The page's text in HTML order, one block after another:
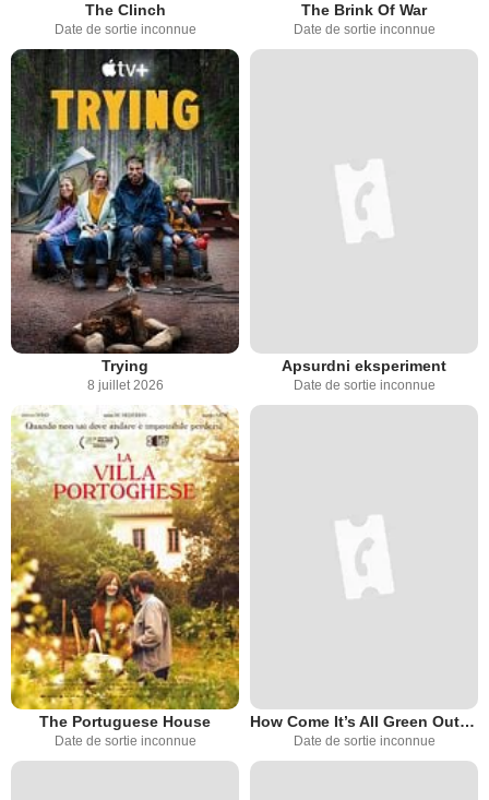
The Clinch
Date de sortie inconnue
The Brink Of War
Date de sortie inconnue
Trying
8 juillet 2026
Apsurdni eksperiment
Date de sortie inconnue
The Portuguese House
Date de sortie inconnue
How Come It’s All Green Out Here?
Date de sortie inconnue